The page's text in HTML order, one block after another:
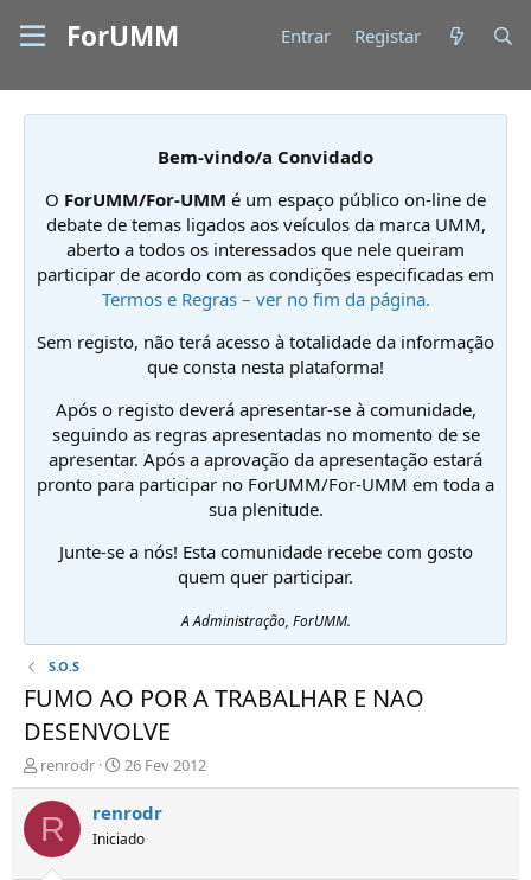
ForUMM Entrar Registar
Bem-vindo/a Convidado
O ForUMM/For-UMM é um espaço público on-line de
debate de temas ligados aos veículos da marca UMM,
aberto a todos os interessados que nele queiram
participar de acordo com as condições especificadas em
Termos e Regras – ver no fim da página.
Sem registo, não terá acesso à totalidade da informação
que consta nesta plataforma!
Após o registo deverá apresentar-se à comunidade,
seguindo as regras apresentadas no momento de se
apresentar. Após a aprovação da apresentação estará
pronto para participar no ForUMM/For-UMM em toda a
sua plenitude.
Junte-se a nós! Esta comunidade recebe com gosto
quem quer participar.
A Administração, ForUMM.
S.O.S
FUMO AO POR A TRABALHAR E NAO
DESENVOLVE
I
n
i
i
renrodr
D
a
t
d
26 Fev 2012
R renrodr
Iniciado